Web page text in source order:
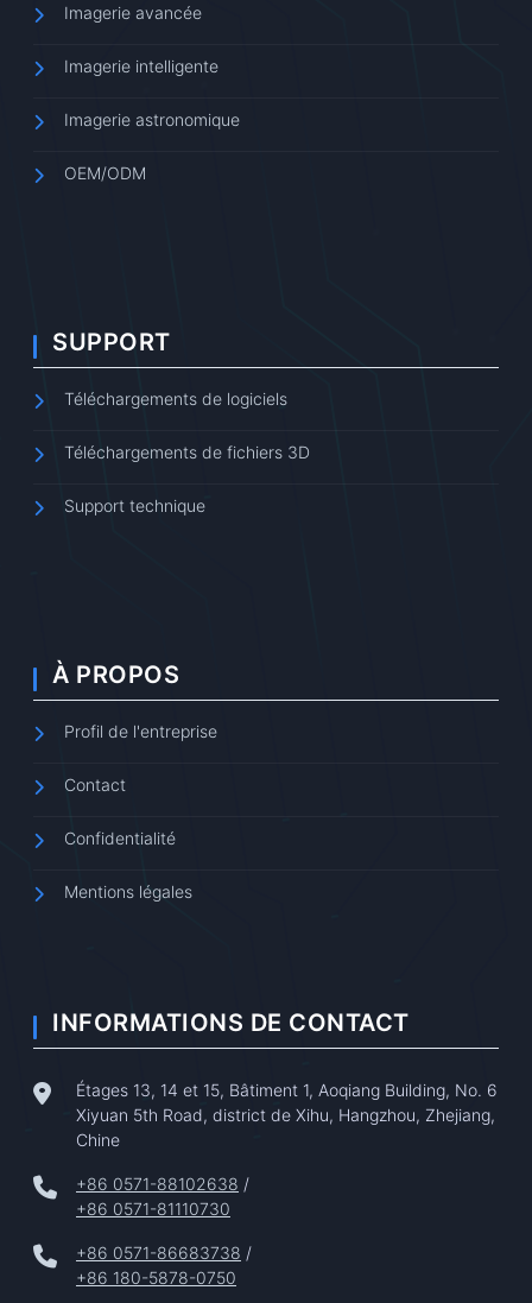
Imagerie avancée
Imagerie intelligente
Imagerie astronomique
OEM/ODM
SUPPORT
Téléchargements de logiciels
Téléchargements de fichiers 3D
Support technique
À PROPOS
Profil de l'entreprise
Contact
Confidentialité
Mentions légales
INFORMATIONS DE CONTACT
Étages 13, 14 et 15, Bâtiment 1, Aoqiang Building, No. 6
Xiyuan 5th Road, district de Xihu, Hangzhou, Zhejiang,
Chine
+86 0571-88102638 /
+86 0571-81110730
+86 0571-86683738 /
+86 180-5878-0750